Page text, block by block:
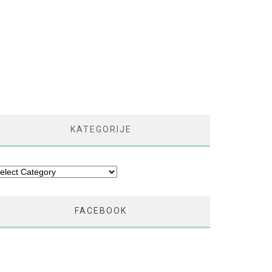
KATEGORIJE
FACEBOOK